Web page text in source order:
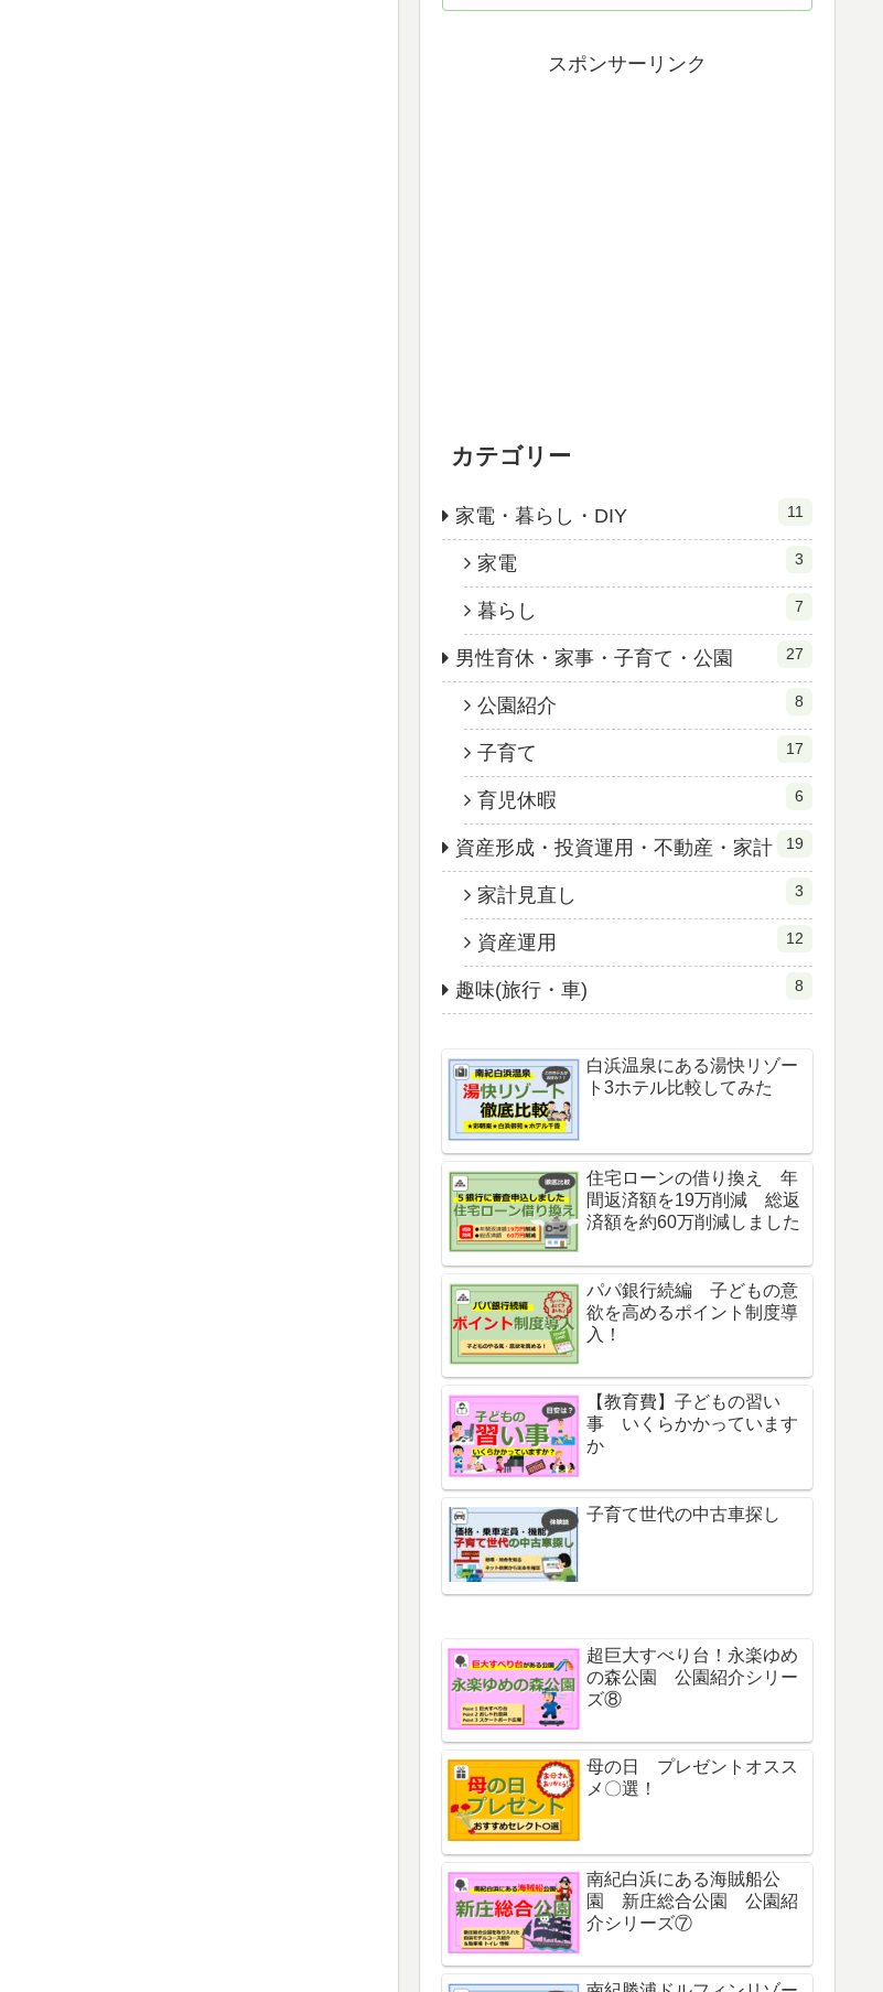
スポンサーリンク
カテゴリー
家電・暮らし・DIY 11
家電 3
暮らし 7
男性育休・家事・子育て・公園 27
公園紹介 8
子育て 17
育児休暇 6
資産形成・投資運用・不動産・家計 19
家計見直し 3
資産運用 12
趣味(旅行・車) 8
白浜温泉にある湯快リゾー
ト3ホテル比較してみた
住宅ローンの借り換え 年
間返済額を19万削減 総返
済額を約60万削減しました
パパ銀行続編 子どもの意
欲を高めるポイント制度導
入！
【教育費】子どもの習い
事 いくらかかっています
か
子育て世代の中古車探し
超巨大すべり台！永楽ゆめ
の森公園 公園紹介シリー
ズ⑧
母の日 プレゼントオスス
メ〇選！
南紀白浜にある海賊船公
園 新庄総合公園 公園紹
介シリーズ⑦